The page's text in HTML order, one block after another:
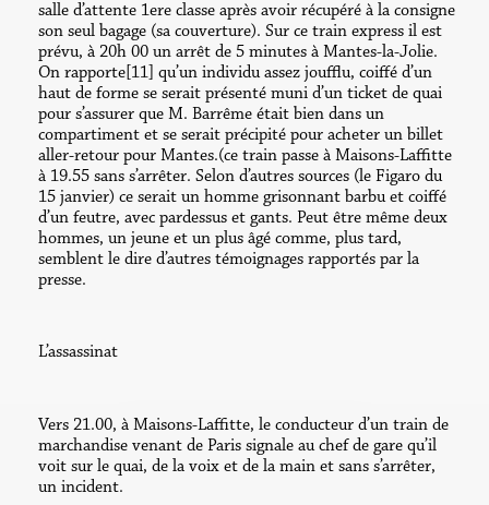
salle d’attente 1ere classe après avoir récupéré à la consigne
son seul bagage (sa couverture). Sur ce train express il est
prévu, à 20h 00 un arrêt de 5 minutes à Mantes-la-Jolie.
On rapporte[11] qu’un individu assez joufflu, coiffé d’un
haut de forme se serait présenté muni d’un ticket de quai
pour s’assurer que M. Barrême était bien dans un
compartiment et se serait précipité pour acheter un billet
aller-retour pour Mantes.(ce train passe à Maisons-Laffitte
à 19.55 sans s’arrêter. Selon d’autres sources (le Figaro du
15 janvier) ce serait un homme grisonnant barbu et coiffé
d’un feutre, avec pardessus et gants. Peut être même deux
hommes, un jeune et un plus âgé comme, plus tard,
semblent le dire d’autres témoignages rapportés par la
presse.
L’assassinat
Vers 21.00, à Maisons-Laffitte, le conducteur d’un train de
marchandise venant de Paris signale au chef de gare qu’il
voit sur le quai, de la voix et de la main et sans s’arrêter,
un incident.